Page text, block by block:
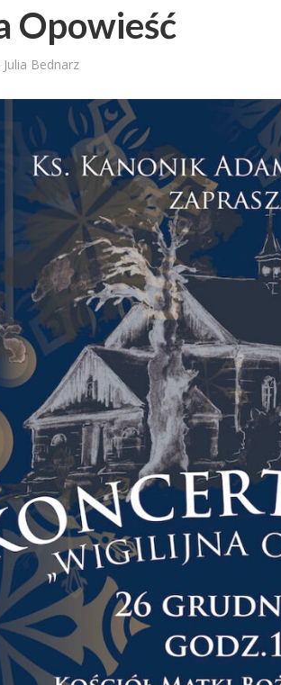
Opowieść
Julia Bednarz